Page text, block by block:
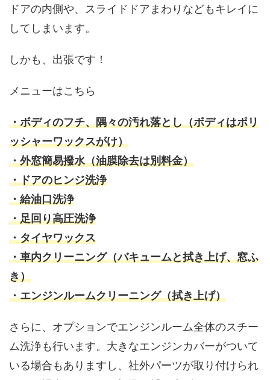
ドアの内側や、スライドドアまわりなどもキレイに
してしまいます。
しかも、出張です！
メニューはこちら
・ボディのフチ、隅々の汚れ落とし（ボディはポリ
ッシャーワックスがけ）
・外窓簡易撥水（油膜除去は別料金）
・ドアのヒンジ洗浄
・給油口洗浄
・足回り高圧洗浄
・タイヤワックス
・車内クリーニング（バキュームと拭き上げ、窓ふ
き）
・エンジンルームクリーニング（拭き上げ）
さらに、オプションでエンジンルーム全体のスチー
ム洗浄も行います。大きなエンジンカバーがついて
いる場合もありますし、社外パーツが取り付けられ